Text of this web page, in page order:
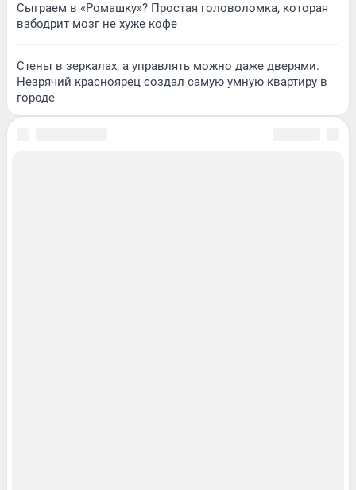
Сыграем в «Ромашку»? Простая головоломка, которая
взбодрит мозг не хуже кофе
Стены в зеркалах, а управлять можно даже дверями.
Незрячий красноярец создал самую умную квартиру в
городе